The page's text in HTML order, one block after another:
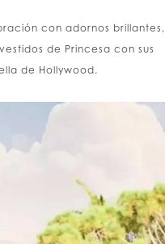
con adornos brillantes,
de Princesa con sus
de Hollywood.